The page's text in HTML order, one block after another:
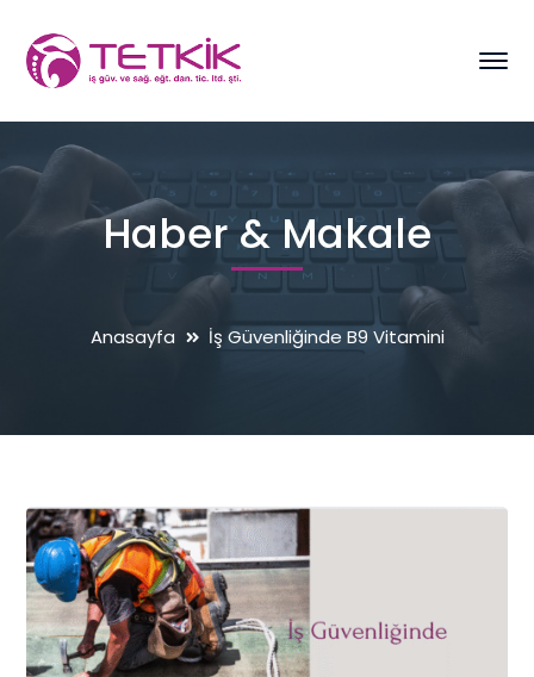
Haber & Makale
Anasayfa İş Güvenliğinde B9 Vitamini